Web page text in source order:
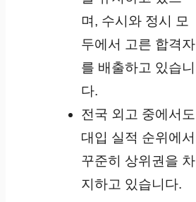
며, 수시와 정시 모
두에서 고른 합격자
를 배출하고 있습니
다.
전국 외고 중에서도
대입 실적 순위에서
꾸준히 상위권을 차
지하고 있습니다.